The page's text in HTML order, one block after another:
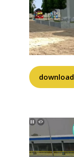
download